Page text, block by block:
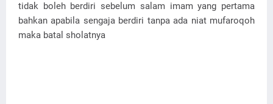
tidak boleh berdiri sebelum salam imam yang pertama
bahkan apabila sengaja berdiri tanpa ada niat mufaroqoh
maka batal sholatnya